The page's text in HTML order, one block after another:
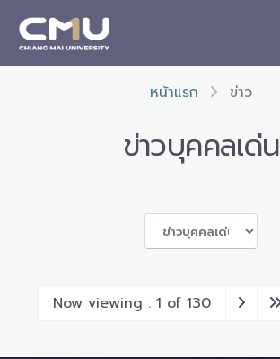
หน้าแรก ข่าว
ข่าวบุคคลเด่น
Now viewing : 1 of 130